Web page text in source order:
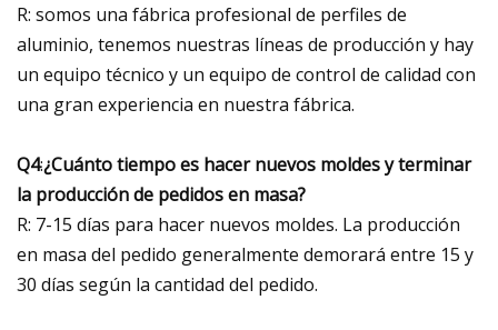
R: somos una fábrica profesional de perfiles de
aluminio, tenemos nuestras líneas de producción y hay
un equipo técnico y un equipo de control de calidad con
una gran experiencia en nuestra fábrica.
Q4:¿Cuánto tiempo es hacer nuevos moldes y terminar
la producción de pedidos en masa?
R: 7-15 días para hacer nuevos moldes. La producción
en masa del pedido generalmente demorará entre 15 y
30 días según la cantidad del pedido.